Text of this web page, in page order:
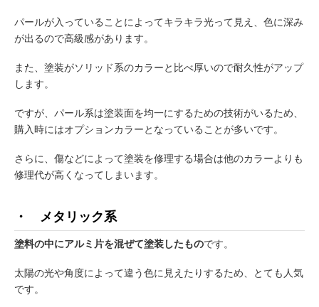
パールが入っていることによってキラキラ光って見え、色に深み
が出るので高級感があります。
また、塗装がソリッド系のカラーと比べ厚いので耐久性がアップ
します。
ですが、パール系は塗装面を均一にするための技術がいるため、
購入時にはオプションカラーとなっていることが多いです。
さらに、傷などによって塗装を修理する場合は他のカラーよりも
修理代が高くなってしまいます。
・ メタリック系
塗料の中にアルミ片を混ぜて塗装したものです。
太陽の光や角度によって違う色に見えたりするため、とても人気
です。